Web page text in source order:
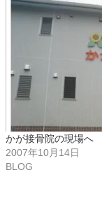
かが接骨院の現場へ
2007年10月14日
BLOG